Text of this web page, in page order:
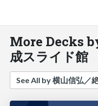
More Decks
成スライド館
See All by 横山信弘／